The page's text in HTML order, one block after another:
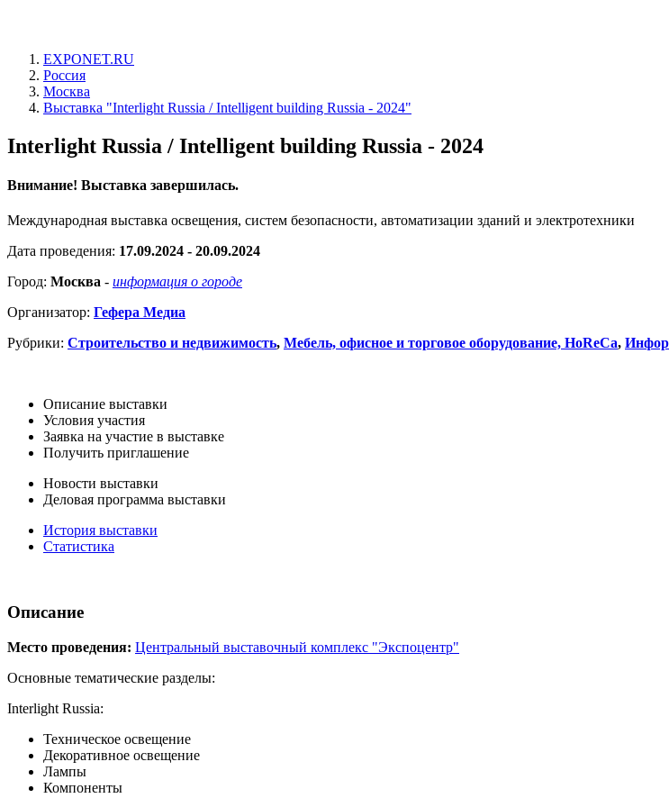
EXPONET.RU
Россия
Москва
Выставка "Interlight Russia / Intelligent building Russia - 2024"
Interlight Russia / Intelligent building Russia - 2024
Внимание! Выставка завершилась.
Международная выставка освещения, систем безопасности, автоматизации зданий и электротехники
Дата проведения: 17.09.2024 - 20.09.2024
Город: Москва - информация о городе
Организатор: Гефера Медиа
Рубрики: Строительство и недвижимость, Мебель, офисное и торговое оборудование, HoReCa,
Описание выставки
Условия участия
Заявка на участие в выставке
Получить приглашение
Новости выставки
Деловая программа выставки
История выставки
Статистика
Описание
Место проведения: Центральный выставочный комплекс "Экспоцентр"
Основные тематические разделы:
Interlight Russia:
Техническое освещение
Декоративное освещение
Лампы
Компоненты